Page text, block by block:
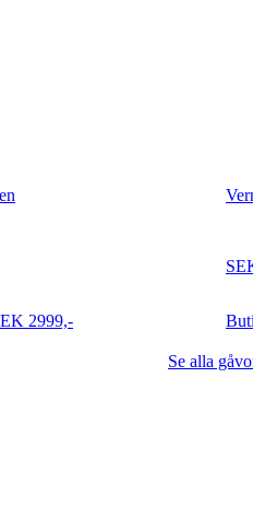
2999,-
Se alla